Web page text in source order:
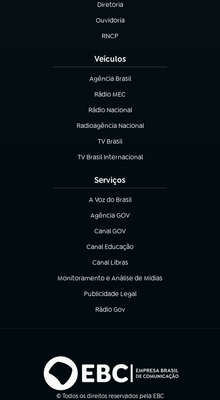
Diretoria
(abre em nova aba)
Ouvidoria
(abre em nova aba)
RNCP
(abre em nova aba)
Veículos
Agência Brasil
(abre em nova aba)
Rádio MEC
(abre em nova aba)
Rádio Nacional
Radioagência Nacional
(abre em nova aba)
TV Brasil
(abre em nova aba)
TV Brasil Internacional
(abre em nova aba)
Serviços
A Voz do Brasil
(abre em nova aba)
Agência GOV
(abre em nova aba)
Canal GOV
(abre em nova aba)
Canal Educação
(abre em nova aba)
Canal Libras
(abre em nova aba)
Monitoramento e Análise de Mídias
(abre em nova aba)
Publicidade Legal
(abre em nova aba)
Rádio Gov
(abre em nova aba)
© Todos os direitos reservados pela EBC